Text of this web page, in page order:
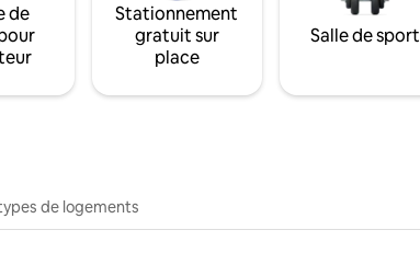
de
Stationnement
gratuit sur
place
Salle de sport
de logements